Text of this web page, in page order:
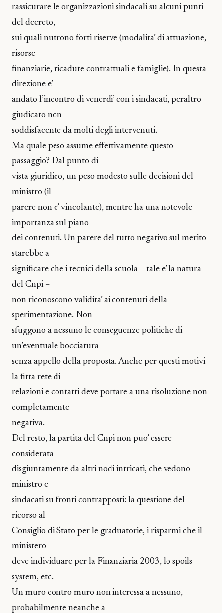
rassicurare le organizzazioni sindacali su alcuni punti
del decreto,
sui quali nutrono forti riserve (modalita’ di attuazione,
risorse
finanziarie, ricadute contrattuali e famiglie). In questa
direzione e’
andato l’incontro di venerdi’ con i sindacati, peraltro
giudicato non
soddisfacente da molti degli intervenuti.
Ma quale peso assume effettivamente questo
passaggio? Dal punto di
vista giuridico, un peso modesto sulle decisioni del
ministro (il
parere non e’ vincolante), mentre ha una notevole
importanza sul piano
dei contenuti. Un parere del tutto negativo sul merito
starebbe a
significare che i tecnici della scuola – tale e’ la natura
del Cnpi –
non riconoscono validita’ ai contenuti della
sperimentazione. Non
sfuggono a nessuno le conseguenze politiche di
un’eventuale bocciatura
senza appello della proposta. Anche per questi motivi
la fitta rete di
relazioni e contatti deve portare a una risoluzione non
completamente
negativa.
Del resto, la partita del Cnpi non puo’ essere
considerata
disgiuntamente da altri nodi intricati, che vedono
ministro e
sindacati su fronti contrapposti: la questione del
ricorso al
Consiglio di Stato per le graduatorie, i risparmi che il
ministero
deve individuare per la Finanziaria 2003, lo spoils
system, etc.
Un muro contro muro non interessa a nessuno,
probabilmente neanche a